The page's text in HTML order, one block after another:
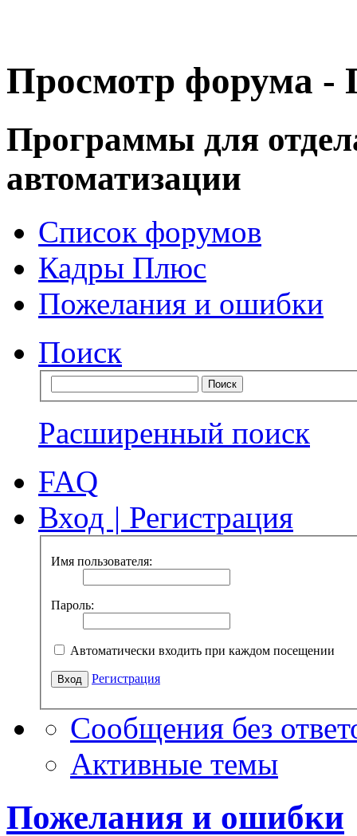
Просмотр форума -
Программы для
автоматизации
Список форумов
Кадры Плюс
Пожелания и ошибки
Поиск
Расширенный поиск
FAQ
Вход | Регистрация
Имя пользователя:
Пароль:
Автоматически входить при каждом посещении
Регистрация
Сообщения без
Активные темы
Пожелания и ошибки